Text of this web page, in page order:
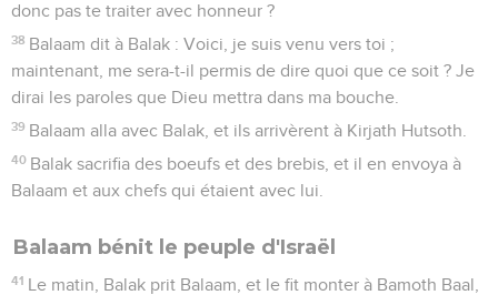
donc pas te traiter avec honneur ?
38 Balaam dit à Balak : Voici, je suis venu vers toi ;
maintenant, me sera-t-il permis de dire quoi que ce soit ? Je
dirai les paroles que Dieu mettra dans ma bouche.
39 Balaam alla avec Balak, et ils arrivèrent à Kirjath Hutsoth.
40 Balak sacrifia des boeufs et des brebis, et il en envoya à
Balaam et aux chefs qui étaient avec lui.
Balaam bénit le peuple d'Israël
41 Le matin, Balak prit Balaam, et le fit monter à Bamoth Baal,